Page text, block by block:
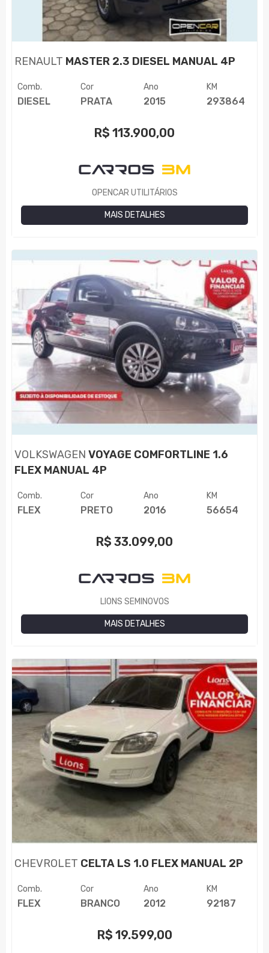
RENAULT MASTER 2.3 DIESEL MANUAL 4P
Comb.
DIESEL
Cor
PRATA
Ano
2015
KM
293864
R$ 113.900,00
OPENCAR UTILITÁRIOS
MAIS DETALHES
VOLKSWAGEN VOYAGE COMFORTLINE 1.6
FLEX MANUAL 4P
Comb.
FLEX
Cor
PRETO
Ano
2016
KM
56654
R$ 33.099,00
LIONS SEMINOVOS
MAIS DETALHES
CHEVROLET CELTA LS 1.0 FLEX MANUAL 2P
Comb.
FLEX
Cor
BRANCO
Ano
2012
KM
92187
R$ 19.599,00